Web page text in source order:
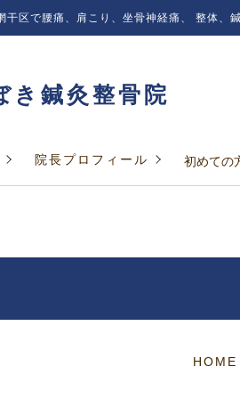
干区で腰痛、肩こり、坐骨神経痛、 整体、
き鍼灸整骨院
院長プロフィール 初めての
HOME